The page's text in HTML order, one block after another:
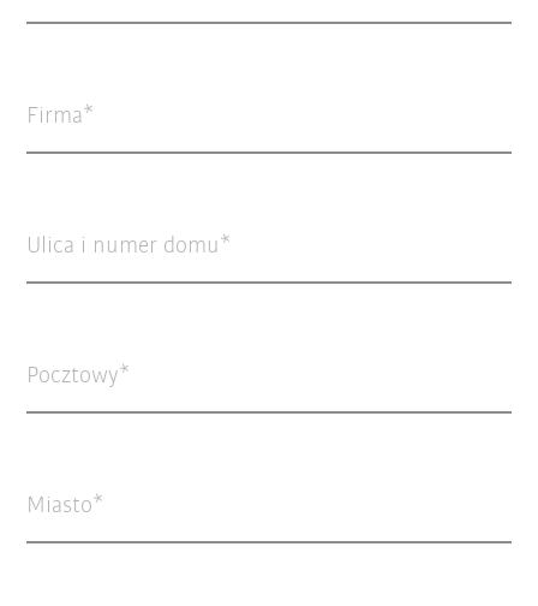
Firma
Ulica i numer domu
Pocztowy
Miasto